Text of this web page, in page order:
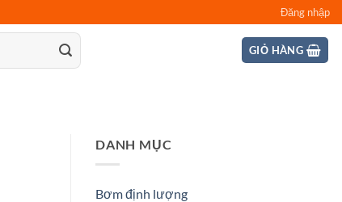
Đăng nhập
GIỎ HÀNG
DANH MỤC
Bơm định lượng